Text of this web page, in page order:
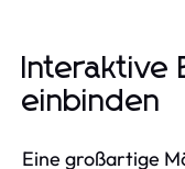
Interaktive
einbinden
Eine großartige